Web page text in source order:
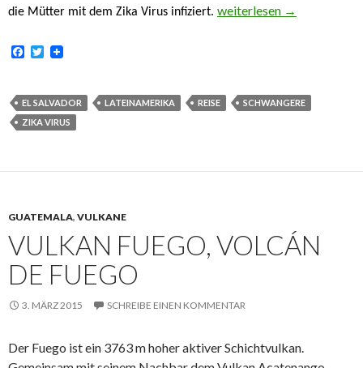
die Mütter mit dem Zika Virus infiziert. Der Zika Virus breitet
weiterlesen →
F
b
o
o
T
t
e
r
EL SALVADOR LATEINAMERIKA REISE
SCHWANGERE
ZIKA VIRUS
GUATEMALA, VULKANE
VULKAN FUEGO, VOLCÁN
DE FUEGO
3. MÄRZ 2015 SCHREIBE EINEN KOMMENTAR
Der Fuego ist ein 3763 m hoher aktiver Schichtvulkan.